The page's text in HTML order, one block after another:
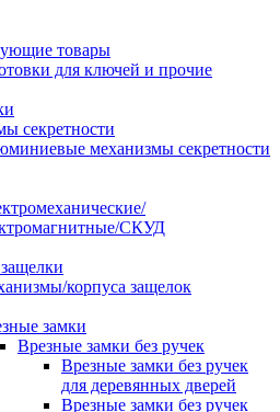
товары
для ключей и прочие
секретности
механизмы секретности
СКУД
корпуса защелок
замки
Врезные замки без ручек
Врезные замки без ручек
для деревянных дверей
Врезные замки без ручек